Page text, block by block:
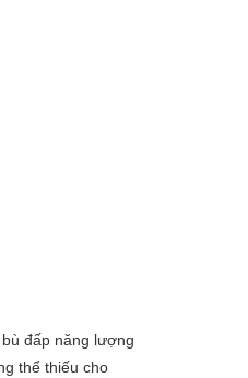
đấp năng lượng
thể thiếu cho